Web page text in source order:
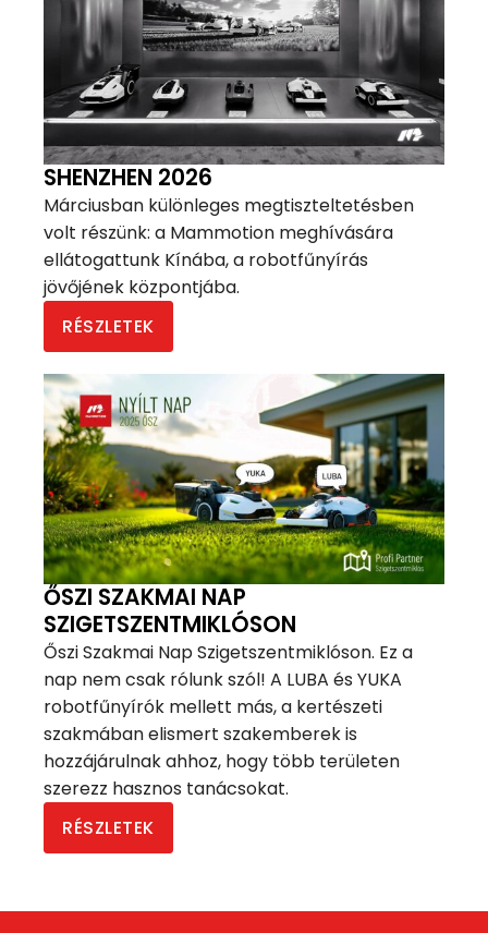
SHENZHEN 2026
Márciusban különleges megtiszteltetésben
volt részünk: a Mammotion meghívására
ellátogattunk Kínába, a robotfűnyírás
jövőjének központjába.
RÉSZLETEK
ŐSZI SZAKMAI NAP
SZIGETSZENTMIKLÓSON
Őszi Szakmai Nap Szigetszentmiklóson. Ez a
nap nem csak rólunk szól! A LUBA és YUKA
robotfűnyírók mellett más, a kertészeti
szakmában elismert szakemberek is
hozzájárulnak ahhoz, hogy több területen
szerezz hasznos tanácsokat.
RÉSZLETEK